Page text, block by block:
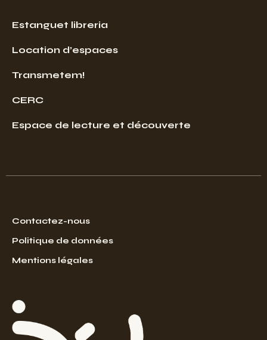
Estanguet libreria
Location d’espaces
Transmetem!
CERC
Espace de lecture et découverte
Contactez-nous
Politique de données
Mentions légales